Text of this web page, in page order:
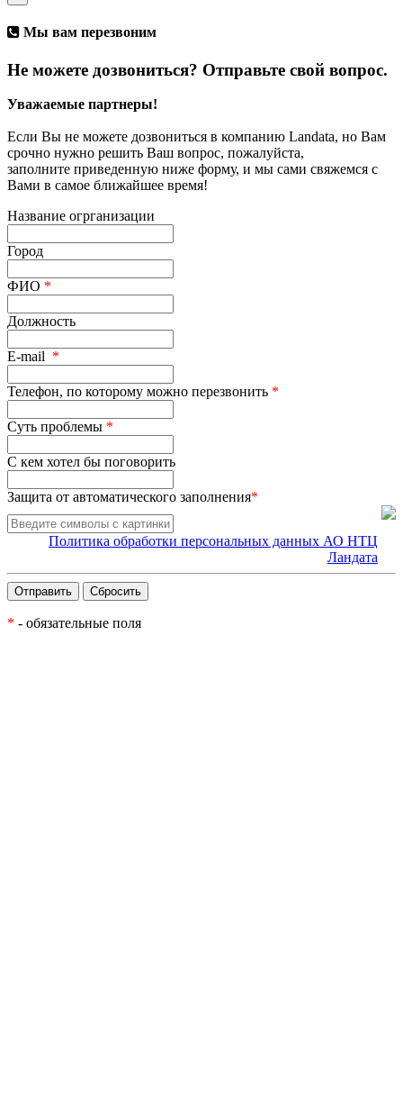
Мы вам перезвоним
Не можете дозвониться? Отправьте свой вопрос.
Уважаемые партнеры!
Если Вы не можете дозвониться в компанию Landata, но Вам
срочно нужно решить Ваш вопрос, пожалуйста,
заполните приведенную ниже форму, и мы сами свяжемся с
Вами в самое ближайшее время!
Название огрганизации
Город
ФИО *
Должность
E-mail *
Телефон, по которому можно перезвонить *
Суть проблемы *
С кем хотел бы поговорить
Защита от автоматического заполнения*
Политика обработки персональных данных АО НТЦ
Ландата
* - обязательные поля